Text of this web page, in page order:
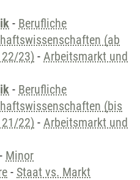
- Berufliche
(ab
22/23) - Arbeitsmarkt und
- Berufliche
(bis
21/22) - Arbeitsmarkt und
- Minor
- Staat vs. Markt